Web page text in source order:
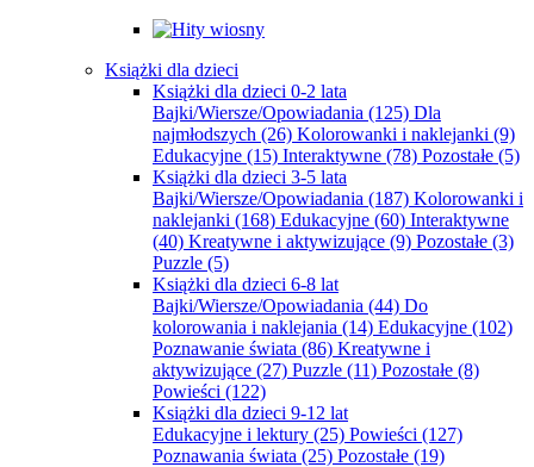
Książki dla dzieci
Książki dla dzieci 0-2 lata
Bajki/Wiersze/Opowiadania (125) Dla
najmłodszych (26) Kolorowanki i naklejanki (9)
Edukacyjne (15) Interaktywne (78) Pozostałe (5)
Książki dla dzieci 3-5 lata
Bajki/Wiersze/Opowiadania (187) Kolorowanki i
naklejanki (168) Edukacyjne (60) Interaktywne
(40) Kreatywne i aktywizujące (9) Pozostałe (3)
Puzzle (5)
Książki dla dzieci 6-8 lat
Bajki/Wiersze/Opowiadania (44) Do
kolorowania i naklejania (14) Edukacyjne (102)
Poznawanie świata (86) Kreatywne i
aktywizujące (27) Puzzle (11) Pozostałe (8)
Powieści (122)
Książki dla dzieci 9-12 lat
Edukacyjne i lektury (25) Powieści (127)
Poznawania świata (25) Pozostałe (19)